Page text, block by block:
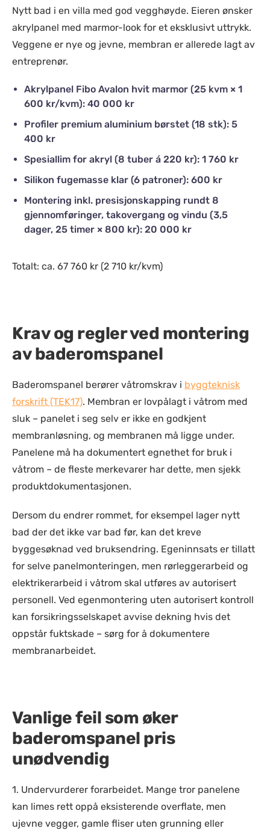
Nytt bad i en villa med god vegghøyde. Eieren ønsker
akrylpanel med marmor-look for et eksklusivt uttrykk.
Veggene er nye og jevne, membran er allerede lagt av
entreprenør.
Akrylpanel Fibo Avalon hvit marmor (25 kvm × 1
600 kr/kvm): 40 000 kr
Profiler premium aluminium børstet (18 stk): 5
400 kr
Spesiallim for akryl (8 tuber á 220 kr): 1 760 kr
Silikon fugemasse klar (6 patroner): 600 kr
Montering inkl. presisjonskapping rundt 8
gjennomføringer, takovergang og vindu (3,5
dager, 25 timer × 800 kr): 20 000 kr
Totalt: ca. 67 760 kr (2 710 kr/kvm)
Krav og regler ved montering
av baderomspanel
Baderomspanel berører våtromskrav i byggteknisk
forskrift (TEK17). Membran er lovpålagt i våtrom med
sluk – panelet i seg selv er ikke en godkjent
membranløsning, og membranen må ligge under.
Panelene må ha dokumentert egnethet for bruk i
våtrom – de fleste merkevarer har dette, men sjekk
produktdokumentasjonen.
Dersom du endrer rommet, for eksempel lager nytt
bad der det ikke var bad før, kan det kreve
byggesøknad ved bruksendring. Egeninnsats er tillatt
for selve panelmonteringen, men rørleggerarbeid og
elektrikerarbeid i våtrom skal utføres av autorisert
personell. Ved egenmontering uten autorisert kontroll
kan forsikringsselskapet avvise dekning hvis det
oppstår fuktskade – sørg for å dokumentere
membranarbeidet.
Vanlige feil som øker
baderomspanel pris
unødvendig
1. Undervurderer forarbeidet. Mange tror panelene
kan limes rett oppå eksisterende overflate, men
ujevne vegger, gamle fliser uten grunning eller